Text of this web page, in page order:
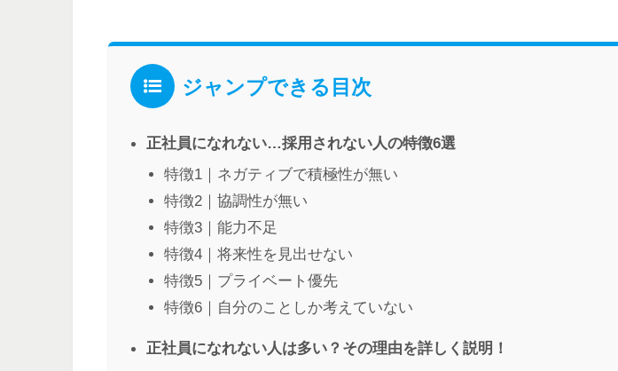
ジャンプできる目次
正社員になれない…採用されない人の特徴6選
特徴1｜ネガティブで積極性が無い
特徴2｜協調性が無い
特徴3｜能力不足
特徴4｜将来性を見出せない
特徴5｜プライベート優先
特徴6｜自分のことしか考えていない
正社員になれない人は多い？その理由を詳しく説明！